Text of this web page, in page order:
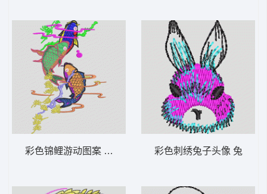
彩色锦鲤游动图案 鲤鱼 彩色刺绣兔子头像 兔